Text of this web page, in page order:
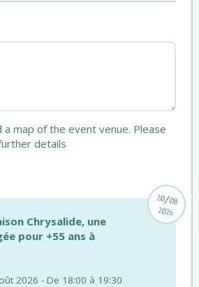
a map of the event venue. Please
details
Chrysalide, une
pour +55 ans à
2026 - De 18:00 à 19:30
20/08
2026